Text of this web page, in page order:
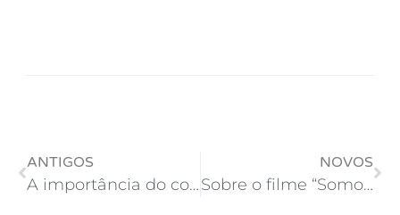
ANTIGOS
A importância do conteúdo para os sites
NOVOS
Sobre o filme “Somos tão jovens”